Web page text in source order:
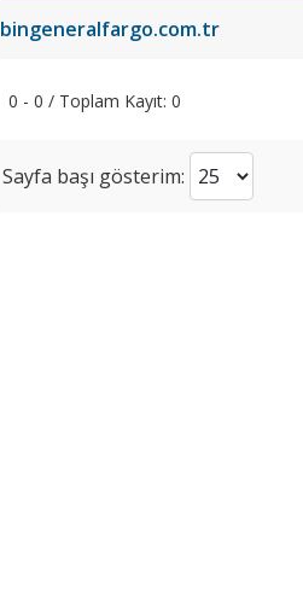
bingeneralfargo.com.tr
0 - 0 / Toplam Kayıt: 0
Sayfa başı gösterim: